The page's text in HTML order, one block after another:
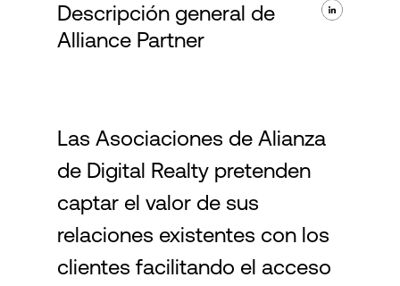
Experiencia y recursos
Language
Login
Descripción general de
Alliance Partner
Las Asociaciones de Alianza
de Digital Realty pretenden
captar el valor de sus
relaciones existentes con los
clientes facilitando el acceso